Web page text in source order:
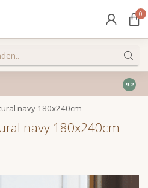
0
9.2
navy 180x240cm
navy 180x240cm